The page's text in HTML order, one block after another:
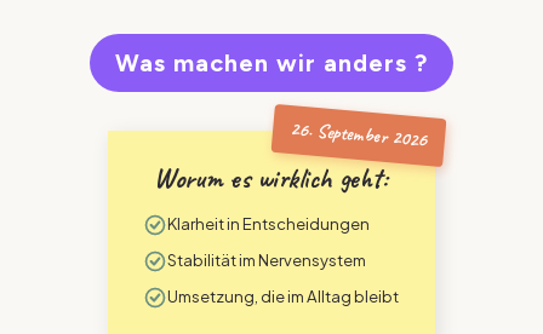
Was machen wir anders ?
Worum es wirklich geht:
Klarheit in Entscheidungen
Stabilität im Nervensystem
Umsetzung, die im Alltag bleibt